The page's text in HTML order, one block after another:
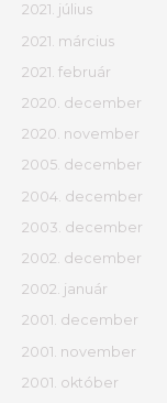
2021. július
2021. március
2021. február
2020. december
2020. november
2005. december
2004. december
2003. december
2002. december
2002. január
2001. december
2001. november
2001. október